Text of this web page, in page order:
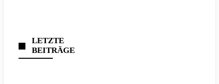
LETZTE
BEITRÄGE